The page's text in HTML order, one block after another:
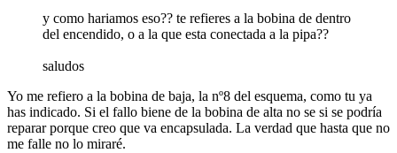
y como hariamos eso?? te refieres a la bobina de dentro
del encendido, o a la que esta conectada a la pipa??
saludos
Yo me refiero a la bobina de baja, la nº8 del esquema, como tu ya
has indicado. Si el fallo biene de la bobina de alta no se si se podría
reparar porque creo que va encapsulada. La verdad que hasta que no
me falle no lo miraré.